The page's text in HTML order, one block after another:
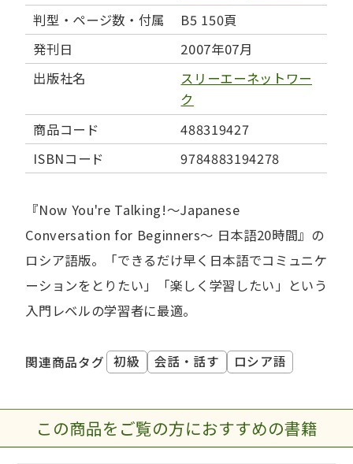
判型・ページ数・付属
B5 150頁
発刊日
2007年07月
出版社名
スリーエーネットワー
ク
商品コード
488319427
ISBNコード
9784883194278
『Now You're Talking!～Japanese
Conversation for Beginners～ 日本語20時間』の
ロシア語版。「できるだけ早く日本語でコミュニケ
ーションをとりたい」「楽しく学習したい」という
入門レベルの学習者に最適。
関連商品タグ 初級 会話・話す ロシア語
この商品をご覧の方におすすめの書籍